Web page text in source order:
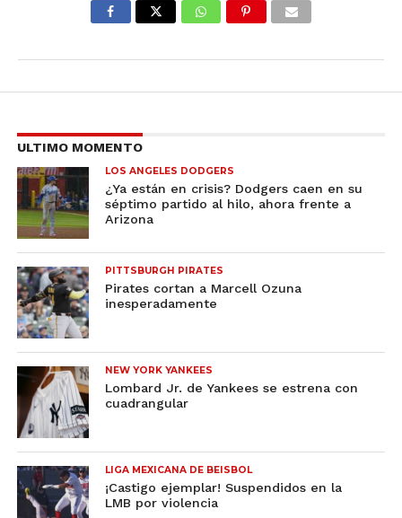
ULTIMO MOMENTO
LOS ANGELES DODGERS
¿Ya están en crisis? Dodgers caen en su
séptimo partido al hilo, ahora frente a
Arizona
PITTSBURGH PIRATES
Pirates cortan a Marcell Ozuna
inesperadamente
NEW YORK YANKEES
Lombard Jr. de Yankees se estrena con
cuadrangular
LIGA MEXICANA DE BEISBOL
¡Castigo ejemplar! Suspendidos en la
LMB por violencia